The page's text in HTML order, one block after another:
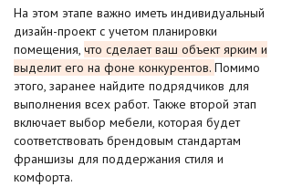
На этом этапе важно иметь индивидуальный
дизайн-проект с учетом планировки
помещения, что сделает ваш объект ярким и
выделит его на фоне конкурентов. Помимо
этого, заранее найдите подрядчиков для
выполнения всех работ. Также второй этап
включает выбор мебели, которая будет
соответствовать брендовым стандартам
франшизы для поддержания стиля и
комфорта.